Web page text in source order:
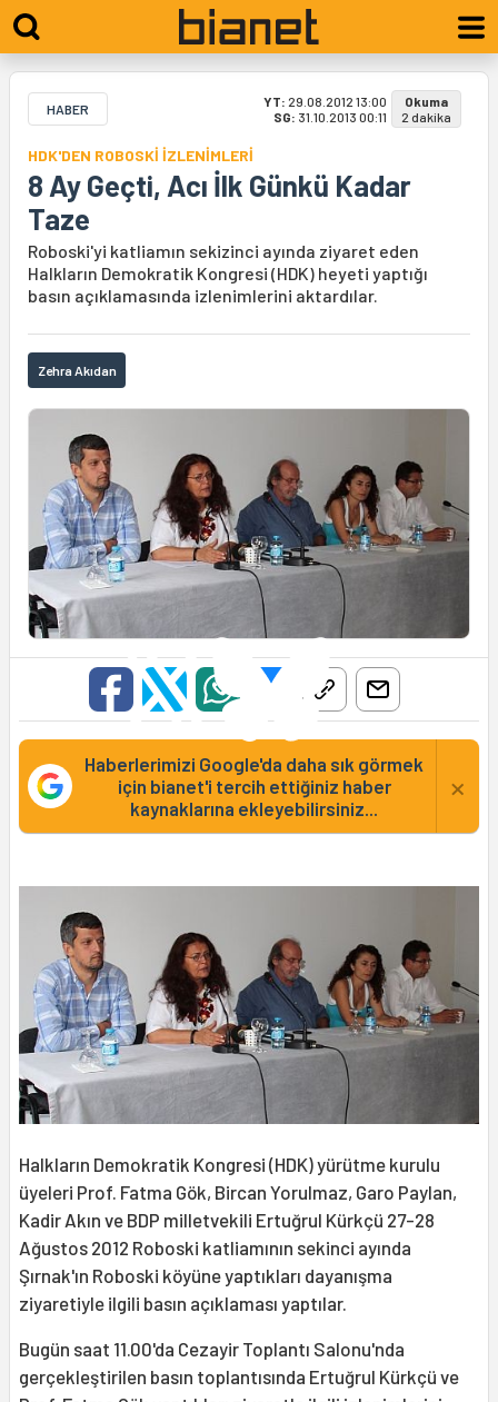
HABER YT: 29.08.2012 13:00
SG: 31.10.2013 00:11
Okuma
2 dakika
HDK'DEN ROBOSKİ İZLENİMLERİ
8 Ay Geçti, Acı İlk Günkü Kadar
Taze
Roboski'yi katliamın sekizinci ayında ziyaret eden
Halkların Demokratik Kongresi (HDK) heyeti yaptığı
basın açıklamasında izlenimlerini aktardılar.
Zehra Akıdan
Haberlerimizi Google'da daha sık görmek
için bianet'i tercih ettiğiniz haber
kaynaklarına ekleyebilirsiniz...
×
Halkların Demokratik Kongresi (HDK) yürütme kurulu
üyeleri Prof. Fatma Gök, Bircan Yorulmaz, Garo Paylan,
Kadir Akın ve BDP milletvekili Ertuğrul Kürkçü 27-28
Ağustos 2012 Roboski katliamının sekinci ayında
Şırnak'ın Roboski köyüne yaptıkları dayanışma
ziyaretiyle ilgili basın açıklaması yaptılar.
Bugün saat 11.00'da Cezayir Toplantı Salonu'nda
gerçekleştirilen basın toplantısında Ertuğrul Kürkçü ve